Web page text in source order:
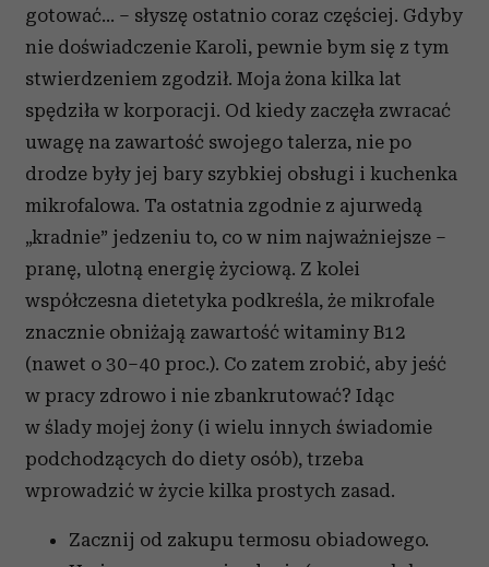
gotować... – słyszę ostatnio coraz częściej. Gdyby
nie doświadczenie Karoli, pewnie bym się z tym
stwierdzeniem zgodził. Moja żona kilka lat
spędziła w korporacji. Od kiedy zaczęła zwracać
uwagę na zawartość swojego talerza, nie po
drodze były jej bary szybkiej obsługi i kuchenka
mikrofalowa. Ta ostatnia zgodnie z ajurwedą
„kradnie” jedzeniu to, co w nim najważniejsze –
pranę, ulotną energię życiową. Z kolei
współczesna dietetyka podkreśla, że mikrofale
znacznie obniżają zawartość witaminy B12
(nawet o 30–40 proc.). Co zatem zrobić, aby jeść
w pracy zdrowo i nie zbankrutować? Idąc
w ślady mojej żony (i wielu innych świadomie
podchodzących do diety osób), trzeba
wprowadzić w życie kilka prostych zasad.
Zacznij od zakupu termosu obiadowego.